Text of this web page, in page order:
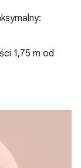
1,75 m od